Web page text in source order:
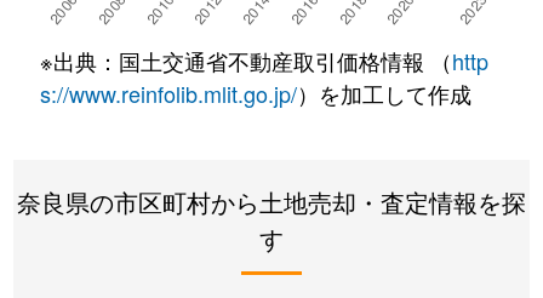
※出典：国土交通省不動産取引価格情報 （http
s://www.reinfolib.mlit.go.jp/）を加工して作成
奈良県の市区町村から土地売却・査定情報を探
す